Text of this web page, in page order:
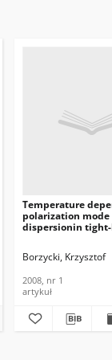
Temperature
polarization mode
dispersionin
Information
Borzycki, Krzysztof
2008, nr 1
artykuł